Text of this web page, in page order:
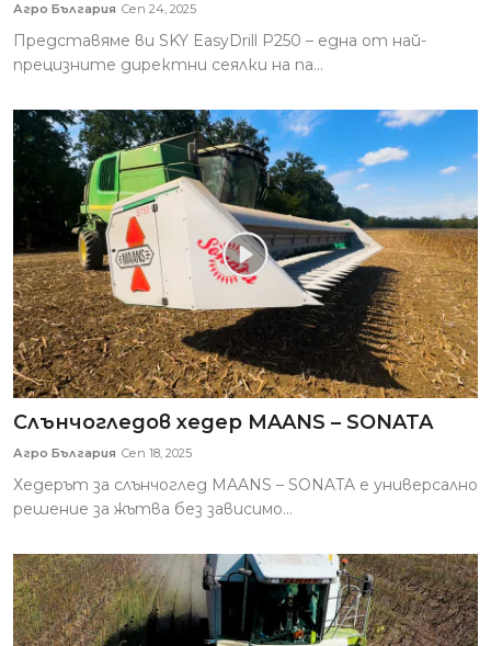
Агро България Сеп 24, 2025
Представяме ви SKY EasyDrill P250 – една от най-
прецизните директни сеялки на па...
Слънчогледов хедер MAANS – SONATA
Агро България Сеп 18, 2025
Хедерът за слънчоглед MAANS – SONATA е универсално
решение за жътва без зависимо...